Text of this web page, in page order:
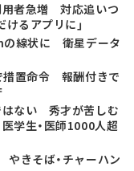
用者急増 対応追いつ
るアプリに」
の線状に 衛星データ
措置命令 報酬付きで
はない 秀才が苦しむ
学生・医師1000人超
やきそば・チャーハン